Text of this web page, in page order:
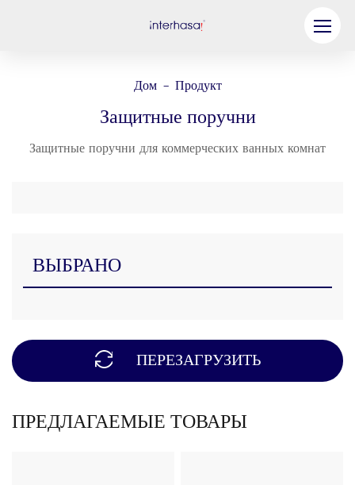
Дом - Продукт
Защитные поручни
Защитные поручни для коммерческих ванных комнат
ВЫБРАНО
ПЕРЕЗАГРУЗИТЬ
ПРЕДЛАГАЕМЫЕ ТОВАРЫ
Станьте нашим партнером